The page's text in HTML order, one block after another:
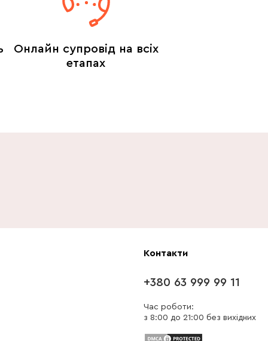
Онлайн супровід на всіх
етапах
Контакти
+380 63 999 99 11
Час роботи:
з 8:00 до 21:00 без вихідних